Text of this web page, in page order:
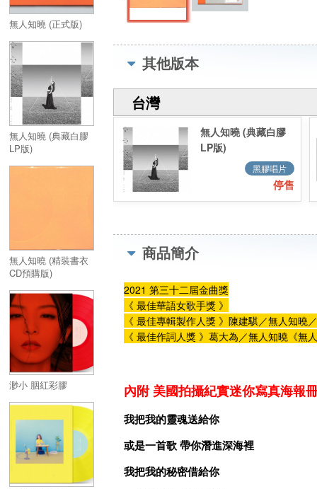
無人知曉 (正式版)
無人知曉 (典藏白膠
LP版)
無人知曉 (精裝書衣
CD預購版)
渺小 胭紅彩膠
其他版本
台灣
無人知曉 (典藏白膠
LP版)
黑膠唱片
停售
商品簡介
2021 第三十二屆金曲獎
《 最佳華語女歌手獎 》
《 最佳專輯製作人獎 》陳建騏／無人知
《 最佳作詞人獎 》葛大為／無人知曉《
內附 美國拍攝紀實迷你寫真海報
我把我的靈魂送給你
或是一首歌 帶你潛進深海裡
我把我的秘密借給你